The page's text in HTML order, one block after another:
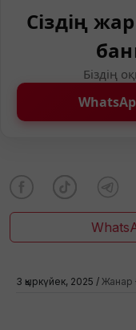
Сіздің
Біздің
3 қыркүйек, 2025 / Жанар